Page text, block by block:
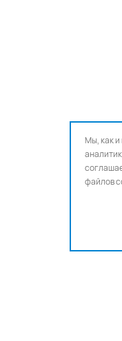
Мы, как
файлов